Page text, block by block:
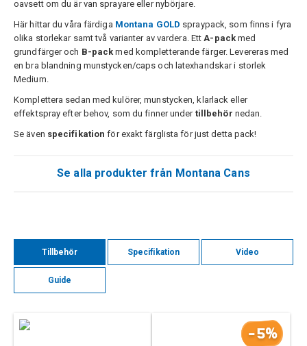
oavsett om du är van sprayare eller nybörjare.
Här hittar du våra färdiga Montana GOLD spraypack, som finns i fyra
olika storlekar samt två varianter av vardera. EttA-packmed
grundfärger och B-pack med kompletterande färger. Levereras med
en bra blandning munstycken/caps och latexhandskar i storlek
Medium.
Komplettera sedan med kulörer, munstycken, klarlack eller
effektspray efter behov, som du finner under tillbehör nedan.
Se även specifikation för exakt färglista för just detta pack!
Se alla produkter från Montana Cans
Tillbehör Specifikation Video
Guide
-5%